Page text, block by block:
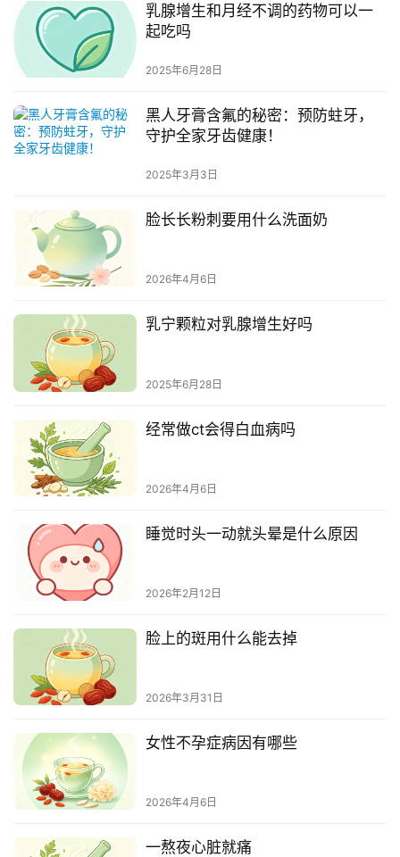
乳腺增生和月经不调的药物可以一
起吃吗
2025年6月28日
黑人牙膏含氟的秘密：预防蛀牙，
守护全家牙齿健康！
2025年3月3日
脸长长粉刺要用什么洗面奶
2026年4月6日
乳宁颗粒对乳腺增生好吗
2025年6月28日
经常做ct会得白血病吗
2026年4月6日
睡觉时头一动就头晕是什么原因
2026年2月12日
脸上的斑用什么能去掉
2026年3月31日
女性不孕症病因有哪些
2026年4月6日
一熬夜心脏就痛